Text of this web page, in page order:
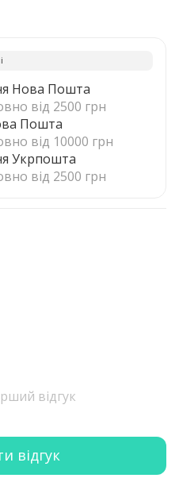
Нова Пошта
від 2500 грн
Пошта
від 10000 грн
Укрпошта
від 2500 грн
відгук
відгук